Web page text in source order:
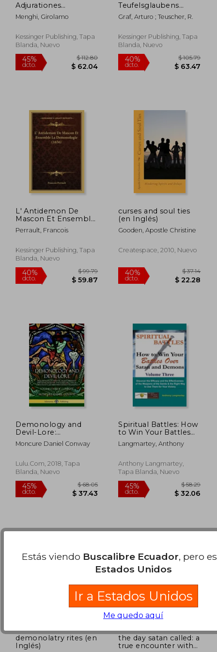
40%
dcto. $ 35.77
40%
dcto.
Adjurationes
Formidabiles,
Potentissimas, Et
Spiritus Fugandos De
Oppressis Corporibus
Menghi, Girolamo
Kessinger Publishing, Tapa
Blanda, Nuevo
$ 112.80
Teufelsglaubens
(1893) (en Alemán)
Graf, Arturo ; Teuscher, R.
Kessinger Publishing, Tapa
Blanda, Nuevo
L' Antidemon De
Mascon Et Ensemble
La Demonologie
(1656) (en Francés)
Perrault, Francois
Kessinger Publishing, Tapa
Blanda, Nuevo
curses and soul ties
(en Inglés)
Gooden, Apostle Christine
Createspace, 2010, Nuevo
Demonology and
Devil-Lore:
Descriptions of
Demonic Beasts,
in Myths and
Folklore, and in
and Eastern Religions
- Volumes i and ii -
Moncure Daniel Conway
Lulu.Com, 2018, Tapa
Blanda, Nuevo
Spiritual Battles: How
to Win Your Battles
Over Satan and
Demons (en Inglés)
Langmartey, Anthony
Anthony Langmartey,
Tapa Blanda, Nuevo
demonolatry rites (en
Inglés)
the day satan called: a
true encounter with
Estás viendo Buscalibre Ecuador, pero
Estados Unidos
Ir a Estados Unidos
Me quedo aquí